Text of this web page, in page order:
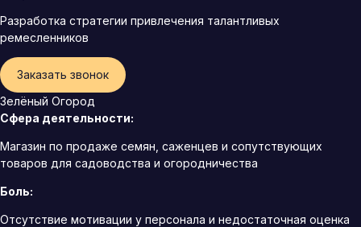
Разработка стратегии привлечения талантливых
ремесленников
Заказать звонок
Зелёный Огород
Сфера деятельности:
Магазин по продаже семян, саженцев и сопутствующих
товаров для садоводства и огородничества
Боль:
Отсутствие мотивации у персонала и недостаточная оценка